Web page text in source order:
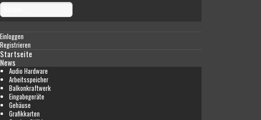
Einloggen
Registrieren
Startseite
News
Audio Hardware
Arbeitsspeicher
Balkonkraftwerk
Eingabegeräte
Gehäuse
Grafikkarten